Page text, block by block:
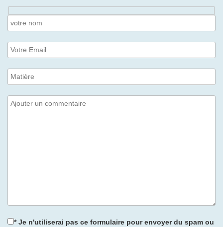
* Je n'utiliserai pas ce formulaire pour envoyer du spam ou